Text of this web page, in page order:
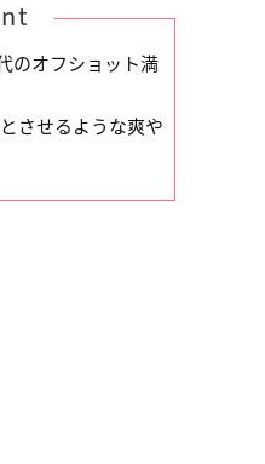
のオフショット満
させるような爽や